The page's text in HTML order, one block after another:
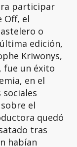
participar
Off, el
o
edición,
Kriwonys,
fue un éxito
en el
sociales
el
quedó
tras
habían